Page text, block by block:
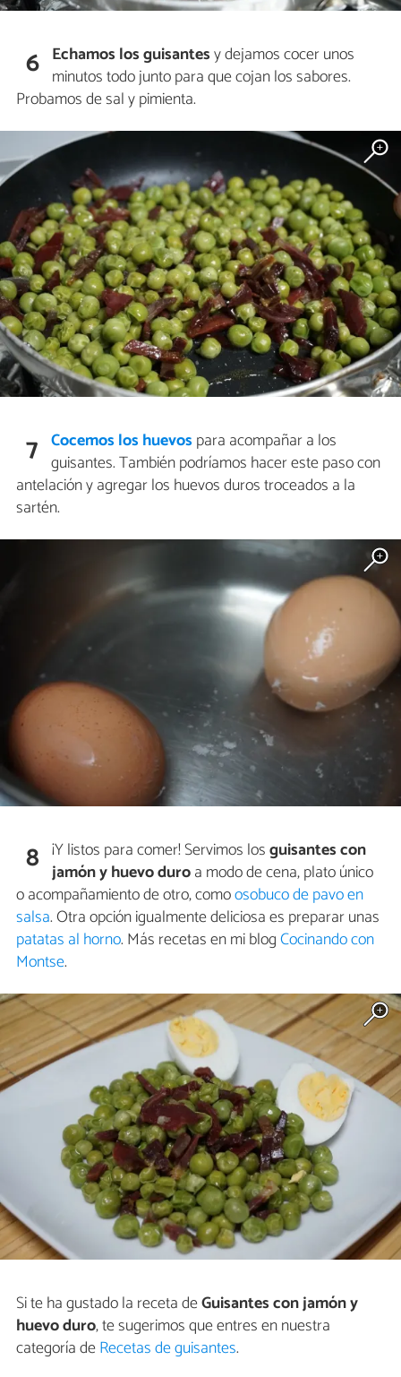
6 Echamos los guisantesy dejamos cocer unos
minutos todo junto para que cojan los sabores.
Probamos de sal y pimienta.
7 Cocemos los huevos para acompañar a los
guisantes. También podríamos hacer este paso con
antelación y agregar los huevos duros troceados a la
sartén.
8 ¡Y listos para comer! Servimos losguisantes con
jamón y huevo duroa modo de cena, plato único
o acompañamiento de otro, comoosobuco de pavo en
salsa. Otra opción igualmente deliciosa es preparar unas
patatas al horno. Más recetas en mi blogCocinando con
Montse.
Si te ha gustado la receta deGuisantes con jamón y
huevo duro, te sugerimos que entres en nuestra
categoría deRecetas de guisantes.